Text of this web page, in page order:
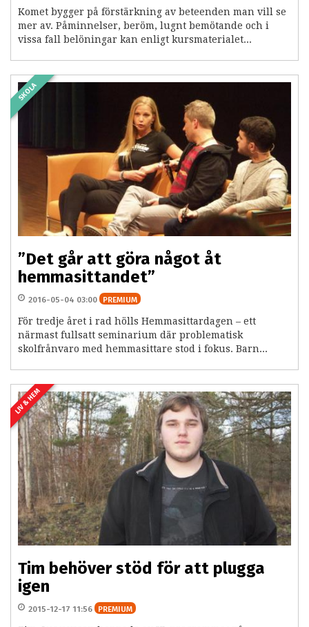
Komet bygger på förstärkning av beteenden man vill se
mer av. Påminnelser, beröm, lugnt bemötande och i
vissa fall belöningar kan enligt kursmaterialet...
SKOLA
”Det går att göra något åt
hemmasittandet”
2016-05-04 03:00 PREMIUM
För tredje året i rad hölls Hemmasittardagen – ett
närmast fullsatt seminarium där problematisk
skolfrånvaro med hemmasittare stod i fokus. Barn...
LIV & HEM
Tim behöver stöd för att plugga
igen
2015-12-17 11:56 PREMIUM